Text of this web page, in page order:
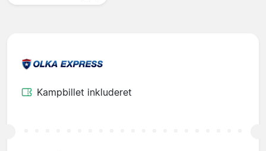
Kampbillet inkluderet